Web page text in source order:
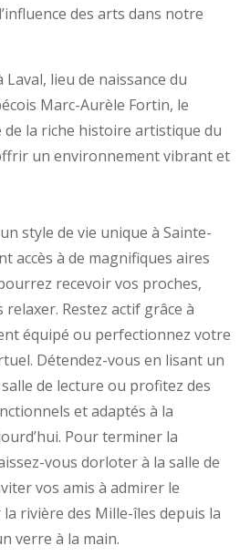
des arts dans notre
Laval, lieu de naissance du
Marc-Aurèle Fortin, le
de la riche histoire artistique du
un environnement vibrant et
style de vie unique à Sainte-
accès à de magnifiques aires
recevoir vos proches,
Restez actif grâce à
équipé ou perfectionnez votre
Détendez-vous en lisant un
de lecture ou profitez des
et adaptés à la
Pour terminer la
vous dorloter à la salle de
vos amis à admirer le
rivière des Mille-îles depuis la
verre à la main.